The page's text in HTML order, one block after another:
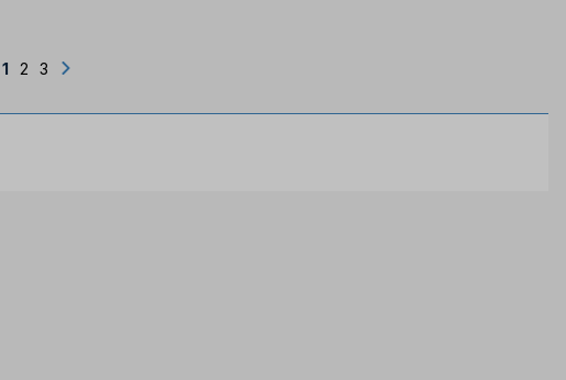
1 2 3